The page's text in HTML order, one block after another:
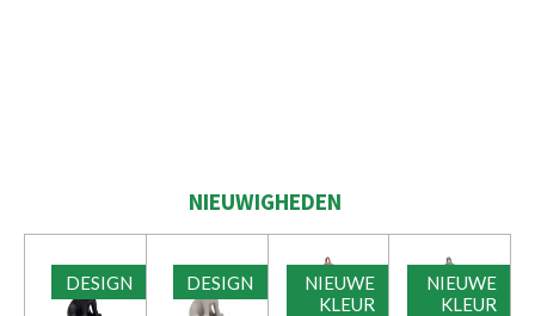
NIEUWIGHEDEN
DESIGN DESIGN
NIEUWE
KLEUR
NIEUWE
KLEUR